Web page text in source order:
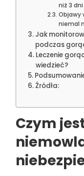
niż 3 dni
Objawy
niemal
Jak
podczas
Leczenie
wiedzieć?
Źródła:
Czym